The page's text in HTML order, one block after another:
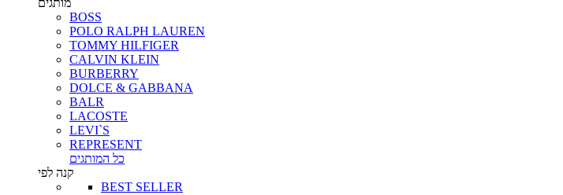
BOSS
POLO RALPH LAUREN
TOMMY HILFIGER
CALVIN KLEIN
BURBERRY
DOLCE & GABBANA
BALR
LACOSTE
LEVI`S
REPRESENT
כל המותגים
קנה לפי
BEST SELLER